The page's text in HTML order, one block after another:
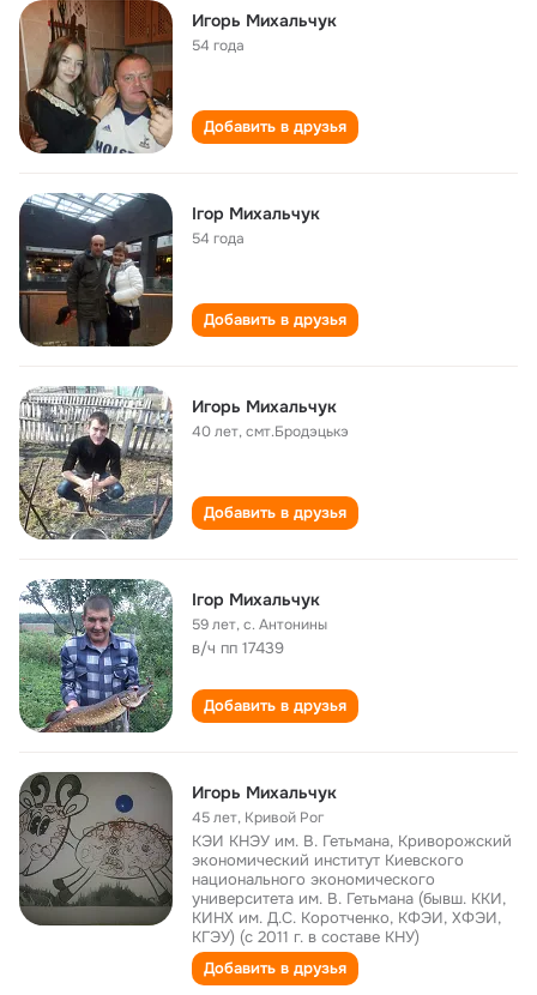
Игорь Михальчук
54 года
Добавить в друзья
Ігор Михальчук
54 года
Добавить в друзья
Игорь Михальчук
40 лет,смт.Бродэцькэ
Добавить в друзья
Ігор Михальчук
59 лет,с. Антонины
в/ч пп 17439
Добавить в друзья
Игорь Михальчук
45 лет, Кривой Рог
КЭИ КНЭУ им. В. Гетьмана, Криворожский
экономический институт Киевского
национального экономического
университета им. В. Гетьмана (бывш. ККИ,
КИНХ им. Д.С. Коротченко, КФЭИ, ХФЭИ,
КГЭУ) (с 2011 г. в составе КНУ)
Добавить в друзья